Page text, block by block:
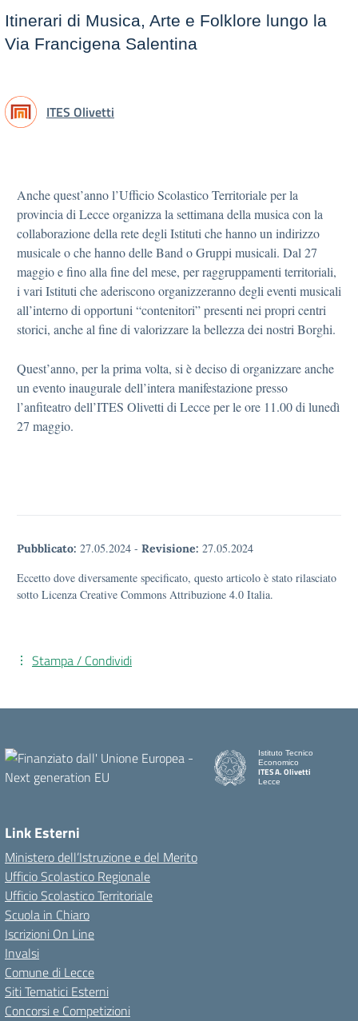
Itinerari di Musica, Arte e Folklore lungo la
Via Francigena Salentina
ITES Olivetti
Anche quest’anno l’Ufficio Scolastico Territoriale per la
provincia di Lecce organizza la settimana della musica con la
collaborazione della rete degli Istituti che hanno un indirizzo
musicale o che hanno delle Band o Gruppi musicali. Dal 27
maggio e fino alla fine del mese, per raggruppamenti territoriali,
i vari Istituti che aderiscono organizzeranno degli eventi musicali
all’interno di opportuni “contenitori” presenti nei propri centri
storici, anche al fine di valorizzare la bellezza dei nostri Borghi.
Quest’anno, per la prima volta, si è deciso di organizzare anche
un evento inaugurale dell’intera manifestazione presso
l’anfiteatro dell’ITES Olivetti di Lecce per le ore 11.00 di lunedì
27 maggio.
Pubblicato: 27.05.2024 - Revisione: 27.05.2024
Eccetto dove diversamente specificato, questo articolo è stato rilasciato
sotto Licenza Creative Commons Attribuzione 4.0 Italia.
Stampa / Condividi
Istituto Tecnico
Economico
ITES A. Olivetti
Lecce
Link Esterni
Ministero dell’Istruzione e del Merito
Ufficio Scolastico Regionale
Ufficio Scolastico Territoriale
Scuola in Chiaro
Iscrizioni On Line
Invalsi
Comune di Lecce
Siti Tematici Esterni
Concorsi e Competizioni